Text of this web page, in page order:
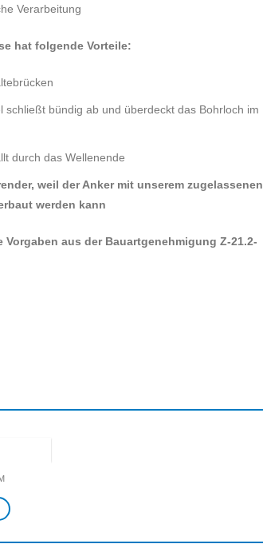
Verarbeitung
hat folgende Vorteile:
schließt bündig ab und überdeckt das Bohrloch im
durch das Wellenende
weil der Anker mit unserem zugelassenen
werden kann
Vorgaben aus der Bauartgenehmigung Z-21.2-